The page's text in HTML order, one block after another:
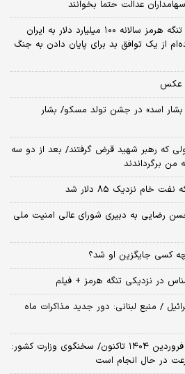
عدالت حتما بخوانند
توافق پیشنهادی برای بازگشایی تنگه هرمز سالانه ۱۰۰ میلیارد دلار به ایران
از یک توافق بد برای پایان دادن به جنگ
+ عکس
اسد» در جشن تولد مسکو/ بشار
که رهبر شهید قرض گرفتند/ بعد از دو سه
نزدیک 85 دلار شد
رضایی به دبیری شورای عالی امنیت ملی
چه کسی جایگزین او شد؟
در نزدیکی تنگه هرمز + فیلم
/ منبع لبنانی: دور جدید مذاکرات ماه
خروج ۲ میلیون اتباع افغان از فروردین ۱۴۰۴ تاکنون/ سخنگوی وزارت کشور:
در حال انجام است